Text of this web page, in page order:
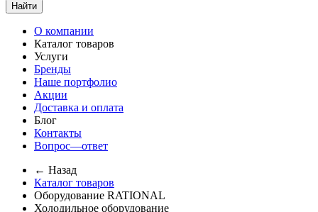
Найти
О компании
Каталог товаров
Услуги
Бренды
Наше портфолио
Акции
Доставка и оплата
Блог
Контакты
Вопрос—ответ
← Назад
Каталог товаров
Оборудование RATIONAL
Холодильное оборудование